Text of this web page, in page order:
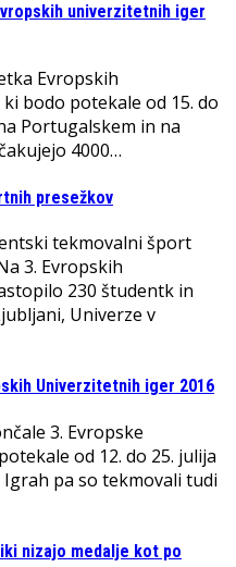
univerzitetnih iger
Evropskih
bodo potekale od 15. do
Portugalskem in na
4000…
presežkov
tekmovalni šport
3. Evropskih
230 študentk in
Univerze v
Univerzitetnih iger 2016
3. Evropske
od 12. do 25. julija
pa so tekmovali tudi
nizajo medalje kot po